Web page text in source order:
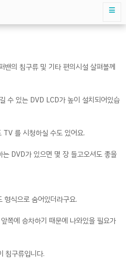
밴의 침구류 및 기타 편의시설 살펴볼께
수 있는 DVD LCD가 높이 설치되어있습
를 시청하실 수도 있어요.
DVD가 있으면 몇 장 들고오셔도 좋을
식으로 숨어있더라구요.
쪽에 승차하기 때문에 나와있을 필요가
침구류입니다.